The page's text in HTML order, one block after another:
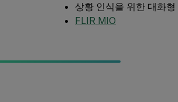
상황 인식을 위한 대화
FLIR MIO